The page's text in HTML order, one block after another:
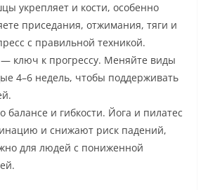
укрепляет и кости, особенно
приседания, отжимания, тяги и
с правильной техникой.
— ключ к прогрессу. Меняйте виды
4–6 недель, чтобы поддерживать
балансе и гибкости. Йога и пилатес
и снижают риск падений,
для людей с пониженной